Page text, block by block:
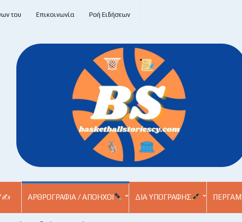
του Επικοινωνία Ροή Ειδήσεων
ΑΡΘΡΟΓΡΑΦΊΑ / ΑΠΌΗΧΟΙ ΔΙΑ ΥΠΟΓΡΑΦΉΣ